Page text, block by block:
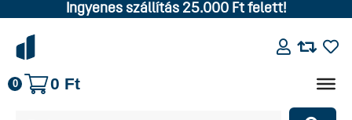
Ingyenes szállítás 25.000 Ft felett!
0 0 Ft